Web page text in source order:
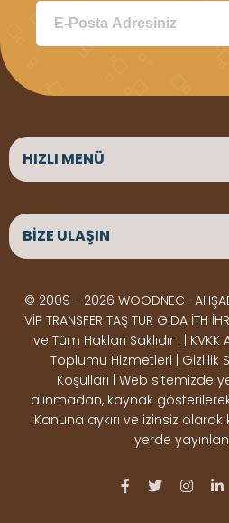
HIZLI MENÜ
ANASAYFA
ÜRÜNLER
Çeşitlerimiz
Çeşitlerimiz
Kereste
Çeşitlerimiz
Ahşap
Pergole
Ürünler
Deck Montaj
Ahşap
Dekorasyon
OSB,
BİZE ULAŞIN
BİZE ULAŞIN
Altınkale mah Osmangazi
Antalya
ÇALIŞMA
Hafta içi : Haftaiçi
Hafta sonu :
İLETİŞİM
© 2009 - 2026 WOODNEC-
VİP TRANSFER TAŞ TUR GIDA İTH
ve Tüm Hakları Saklıdır . |
Toplumu Hizmetleri | Gizlilik
Koşulları | Web sitemizde
alınmadan, kaynak
Kanuna aykırı ve izinsiz
yerde